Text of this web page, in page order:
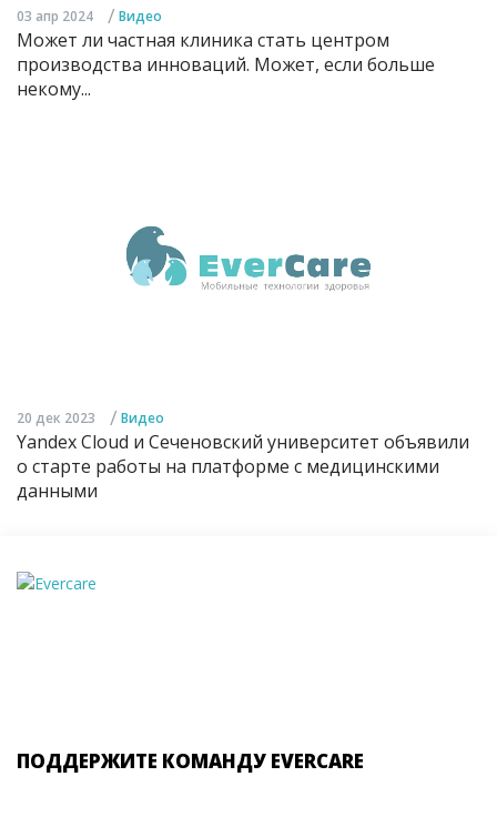
03 апр 2024 / Видео
Может ли частная клиника стать центром
производства инноваций. Может, если больше
некому...
20 дек 2023 / Видео
Yandex Cloud и Сеченовский университет объявили
о старте работы на платформе с медицинскими
данными
ПОДДЕРЖИТЕ КОМАНДУ EVERCARE